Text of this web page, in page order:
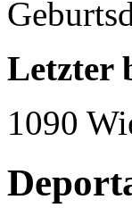
Letzter
1090